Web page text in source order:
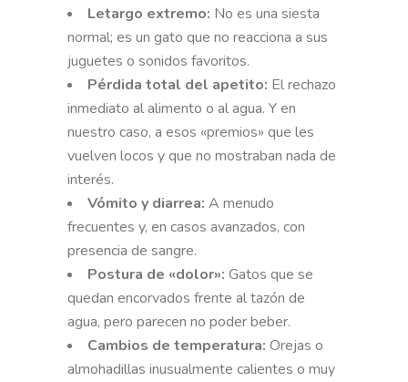
Letargo extremo: No es una siesta
normal; es un gato que no reacciona a sus
juguetes o sonidos favoritos.
Pérdida total del apetito: El rechazo
inmediato al alimento o al agua. Y en
nuestro caso, a esos «premios» que les
vuelven locos y que no mostraban nada de
interés.
Vómito y diarrea: A menudo
frecuentes y, en casos avanzados, con
presencia de sangre.
Postura de «dolor»: Gatos que se
quedan encorvados frente al tazón de
agua, pero parecen no poder beber.
Cambios de temperatura: Orejas o
almohadillas inusualmente calientes o muy